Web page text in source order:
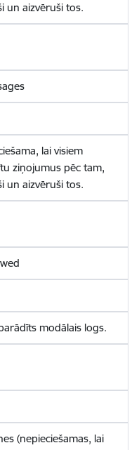
un aizvēruši tos.
lai visiem
ziņojumus pēc tam,
un aizvēruši tos.
modālais logs.
(nepieciešamas, lai